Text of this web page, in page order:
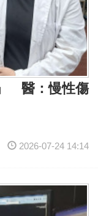
醫：慢性傷
2026-07-24 14:14